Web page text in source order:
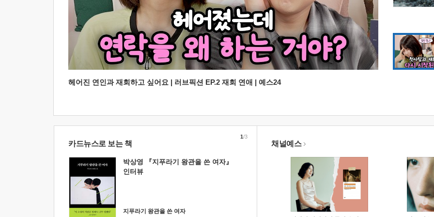
헤어진 연인과 재회하고 싶어요 | 러브픽션 EP.2 재회 연애 | 예스24
카드뉴스로 보는 책
박상영 『지푸라기 왕관을 쓴 여자』
인터뷰
지푸라기 왕관을 쓴 여자
1/3
채널예스